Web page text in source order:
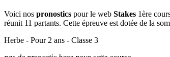
Voici nos pronostics pour le web Stakes 1ère
réunit 11 partants. Cette épreuve est dotée de la
Herbe - Pour 2 ans - Classe 3